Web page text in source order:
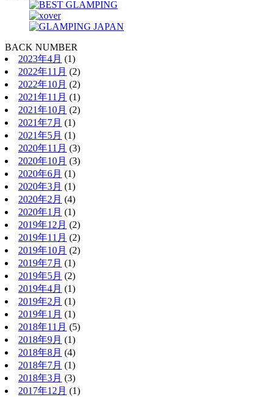
BACK NUMBER
2023年4月 (1)
2022年11月 (2)
2022年10月 (2)
2021年11月 (1)
2021年10月 (2)
2021年7月 (1)
2021年5月 (1)
2020年11月 (3)
2020年10月 (3)
2020年6月 (1)
2020年3月 (1)
2020年2月 (4)
2020年1月 (1)
2019年12月 (2)
2019年11月 (2)
2019年10月 (2)
2019年7月 (1)
2019年5月 (2)
2019年4月 (1)
2019年2月 (1)
2019年1月 (1)
2018年11月 (5)
2018年9月 (1)
2018年8月 (4)
2018年7月 (1)
2018年3月 (3)
2017年12月 (1)